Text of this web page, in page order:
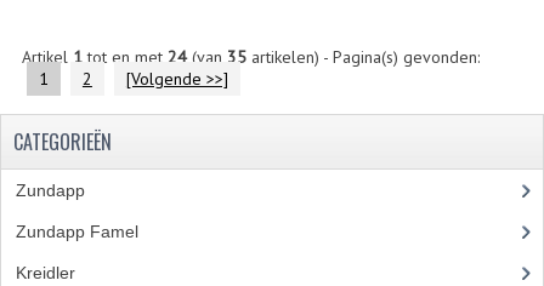
Artikel 1tot en met 24(van 35artikelen) - Pagina(s) gevonden:
1
2 [Volgende >>]
CATEGORIEËN
Zundapp
Zundapp Famel
Kreidler